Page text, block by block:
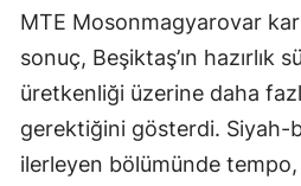
MTE Mosonmagyarovar
sonuç, Beşiktaş’ın hazırlık
üretkenliği üzerine daha
gerektiğini gösterdi. Siyah-
ilerleyen bölümünde